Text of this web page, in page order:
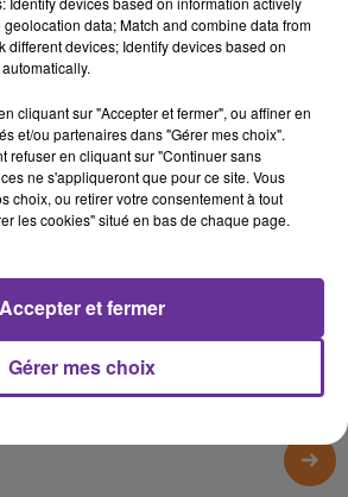
2 min 7 sec
ALSA3A 040925 PA
040925 PA
040925 PA
2 min 7 sec
data; Match and combine data from
different devices; Identify devices based on
cliquant sur "Accepter et fermer", ou affiner en
et/ou partenaires dans "Gérer mes choix".
refuser en cliquant sur "Continuer sans
ne s'appliqueront que pour ce site. Vous
choix, ou retirer votre consentement à tout
les cookies" situé en bas de chaque page.
Gérer mes choix
Accepter et fermer